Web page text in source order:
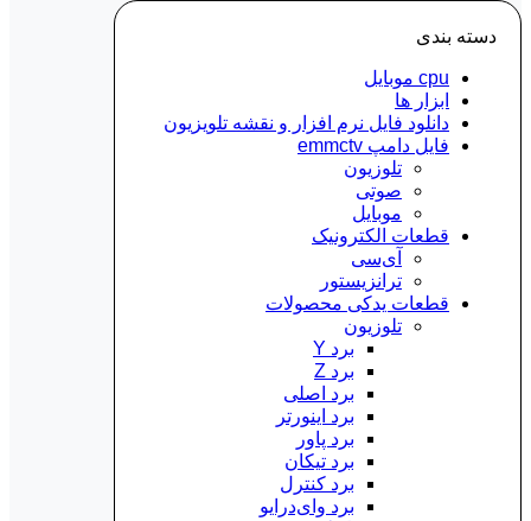
دسته‌ بندی
cpu موبایل
ابزار ها
دانلود فایل نرم افزار و نقشه تلویزیون
فایل دامپ emmctv
تلوزیون
صوتی
موبایل
قطعات الکترونیک
آی‌سی
ترانزیستور
قطعات یدکی محصولات
تلوزیون
برد Y
برد Z
برد اصلی
برد اینورتر
برد پاور
برد تیکان
برد کنترل
برد وای‌درایو